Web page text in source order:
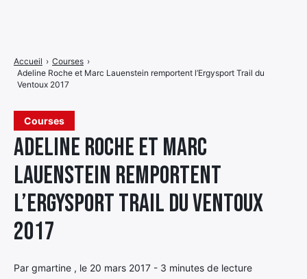
Courses
Adeline Roche et Marc
Lauenstein remportent
l’Ergysport Trail du Ventoux
2017
Par gmartine , le 20 mars 2017 - 3 minutes de lecture
Accueil › Courses ›
Adeline Roche et Marc Lauenstein remportent l’Ergysport Trail du
Ventoux 2017
menumenu